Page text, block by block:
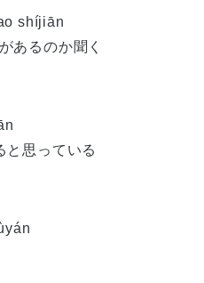
shíjiān
あるのか聞く
と思っている